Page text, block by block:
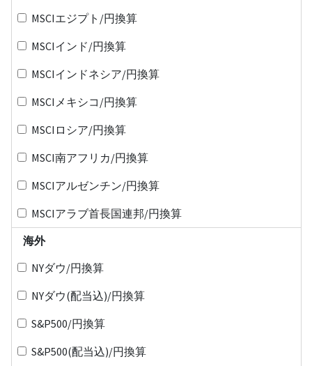
MSCIエジプト/円換算
MSCIインド/円換算
MSCIインドネシア/円換算
MSCIメキシコ/円換算
MSCIロシア/円換算
MSCI南アフリカ/円換算
MSCIアルゼンチン/円換算
MSCIアラブ首長国連邦/円換算
海外
NYダウ/円換算
NYダウ(配当込)/円換算
S&P500/円換算
S&P500(配当込)/円換算